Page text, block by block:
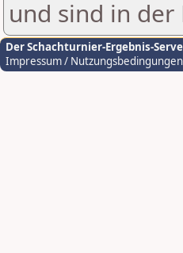
und sind in
Der Schachturnier-Ergebnis-
Impressum / Nutzungsbedingungen